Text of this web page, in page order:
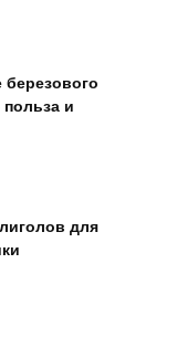
польза и
для